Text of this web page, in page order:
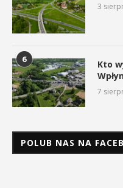
3
6
Kto
7
POLUB NAS NA